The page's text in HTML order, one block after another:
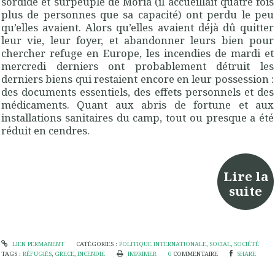
plus de personnes que sa capacité) ont perdu le peu
qu’elles avaient. Alors qu’elles avaient déjà dû quitter
leur vie, leur foyer, et abandonner leurs bien pour
chercher refuge en Europe, les incendies de mardi et
mercredi derniers ont probablement détruit les
derniers biens qui restaient encore en leur possession :
des documents essentiels, des effets personnels et des
médicaments. Quant aux abris de fortune et aux
installations sanitaires du camp, tout ou presque a été
réduit en cendres.
Lire la
suite
LIEN PERMANENT CATÉGORIES : POLITIQUE INTERNATIONALE, SOCIAL, SOCIÉTÉ
TAGS : RÉFUGIÉS, GRECE, INCENDIE IMPRIMER 0 COMMENTAIRE SHARE